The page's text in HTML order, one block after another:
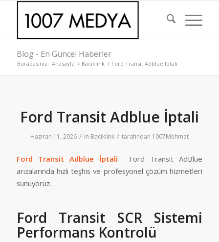
Blog - En Güncel Haberler
Buradasınız: Anasayfa / Baciklink / Ford Transit Adblue İptali
Ford Transit Adblue İptali
Haziran 11, 2026 / in Baciklink / tarafından 1007Mehmet
Ford Transit Adblue İptali
Ford Transit AdBlue
arızalarında hızlı teşhis ve profesyonel çözüm hizmetleri
sunuyoruz.
Ford Transit SCR Sistemi
Performans Kontrolü